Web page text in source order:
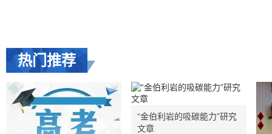
热门推荐
“金伯利岩的吸碳能力”研究
文章